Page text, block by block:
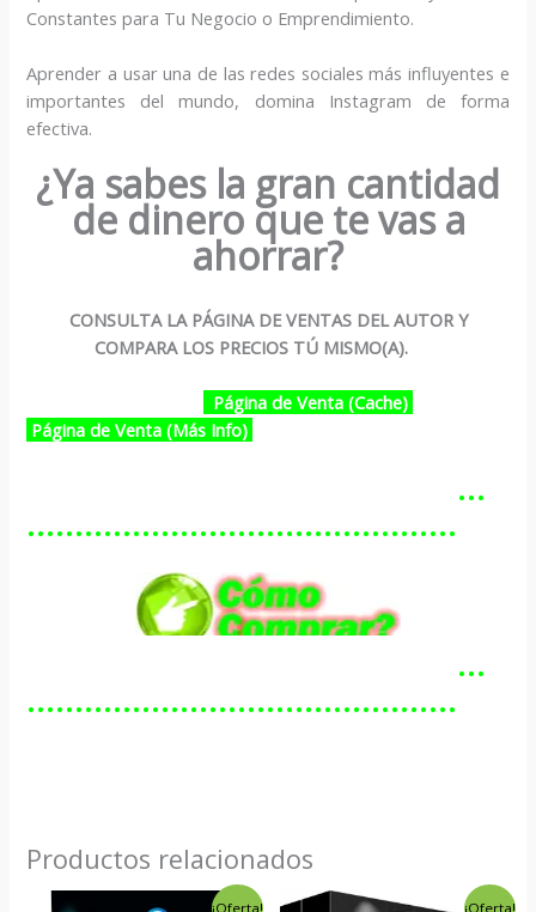
Constantes para Tu Negocio o Emprendimiento.
Aprender a usar una de las redes sociales más influyentes e
importantes del mundo, domina Instagram de forma
efectiva.
¿Ya sabes la gran cantidad
de dinero que te vas a
ahorrar?
CONSULTA LA PÁGINA DE VENTAS DEL AUTOR Y
COMPARA LOS PRECIOS TÚ MISMO(A).
Página de Venta (Cache)
Página de Venta (Más Info)
…………………………………………
………………………………………
…………………………………………
………………………………………
Productos relacionados
¡Oferta! ¡Oferta!
El
El